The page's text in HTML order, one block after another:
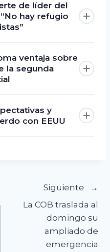
de líder del
hay refugio
ventaja sobre
la segunda
y
con EEUU
Siguiente
La COB traslada al
domingo su
ampliado de
emergencia